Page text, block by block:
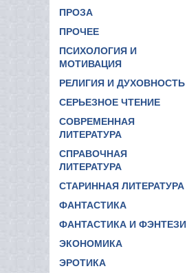
ПРОЗА
ПРОЧЕЕ
ПСИХОЛОГИЯ И
МОТИВАЦИЯ
РЕЛИГИЯ И ДУХОВНОСТЬ
СЕРЬЕЗНОЕ ЧТЕНИЕ
СОВРЕМЕННАЯ
ЛИТЕРАТУРА
СПРАВОЧНАЯ
ЛИТЕРАТУРА
СТАРИННАЯ ЛИТЕРАТУРА
ФАНТАСТИКА
ФАНТАСТИКА И ФЭНТЕЗИ
ЭКОНОМИКА
ЭРОТИКА